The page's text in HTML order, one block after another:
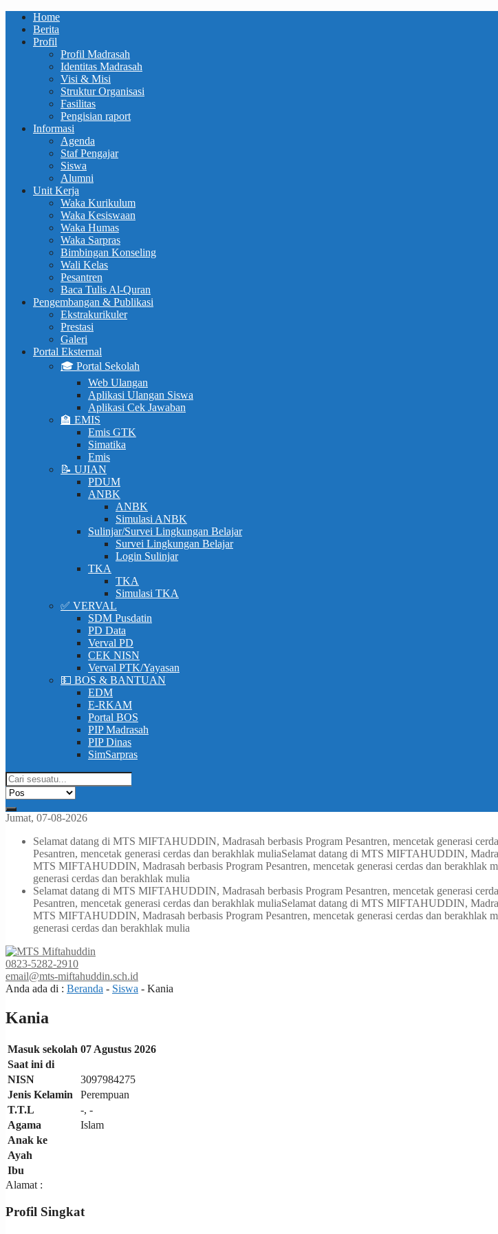
Home
Berita
Profil
Profil Madrasah
Identitas Madrasah
Visi & Misi
Struktur Organisasi
Fasilitas
Pengisian raport
Informasi
Agenda
Staf Pengajar
Siswa
Alumni
Unit Kerja
Waka Kurikulum
Waka Kesiswaan
Waka Humas
Waka Sarpras
Bimbingan Konseling
Wali Kelas
Pesantren
Baca Tulis Al-Quran
Pengembangan & Publikasi
Ekstrakurikuler
Prestasi
Galeri
Portal Eksternal
🎓 Portal Sekolah
Web Ulangan
Aplikasi Ulangan Siswa
Aplikasi Cek Jawaban
🏫 EMIS
Emis GTK
Simatika
Emis
📝 UJIAN
PDUM
ANBK
ANBK
Simulasi ANBK
Sulinjar/Survei Lingkungan Belajar
Survei Lingkungan Belajar
Login Sulinjar
TKA
TKA
Simulasi TKA
✅ VERVAL
SDM Pusdatin
PD Data
Verval PD
CEK NISN
Verval PTK/Yayasan
💵 BOS & BANTUAN
EDM
E-RKAM
Portal BOS
PIP Madrasah
PIP Dinas
SimSarpras
Jumat, 07-08-2026
Selamat datang di MTS MIFTAHUDDIN, Madrasah berbasis Program Pesantren, mencetak generasi
Pesantren, mencetak generasi cerdas dan berakhlak muliaSelamat datang di MTS MIFTAHUDDIN,
MTS MIFTAHUDDIN, Madrasah berbasis Program Pesantren, mencetak generasi cerdas dan berakhlak
generasi cerdas dan berakhlak mulia
Selamat datang di MTS MIFTAHUDDIN, Madrasah berbasis Program Pesantren, mencetak generasi
Pesantren, mencetak generasi cerdas dan berakhlak muliaSelamat datang di MTS MIFTAHUDDIN,
MTS MIFTAHUDDIN, Madrasah berbasis Program Pesantren, mencetak generasi cerdas dan berakhlak
generasi cerdas dan berakhlak mulia
0823-5282-2910
email@mts-miftahuddin.sch.id
Anda ada di : Beranda - Siswa - Kania
Kania
Masuk sekolah 07 Agustus 2026
Saat ini di
NISN
3097984275
Jenis Kelamin
Perempuan
T.T.L
-, -
Agama
Islam
Anak ke
Ayah
Ibu
Alamat :
Profil Singkat